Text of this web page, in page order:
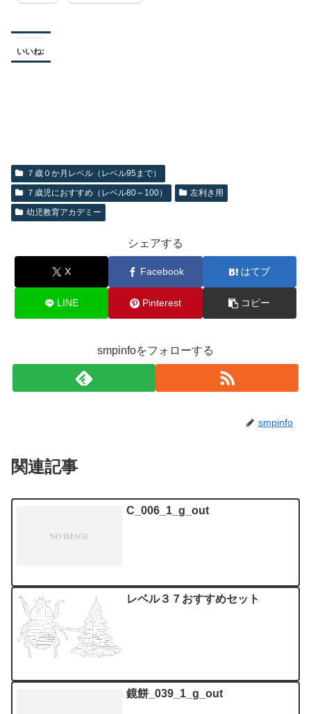
いいね:
７歳０か月レベル（レベル95まで）
７歳児におすすめ（レベル80～100）
左利き用
幼児教育アカデミー
シェアする
X Facebook はてブ
LINE Pinterest コピー
smpinfoをフォローする
smpinfo
関連記事
C_006_1_g_out
レベル３７おすすめセット
鏡餅_039_1_g_out